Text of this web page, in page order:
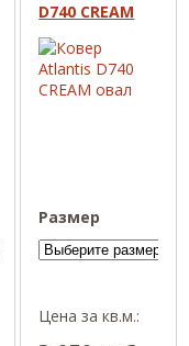
D740 CREAM
овал
Размер
Цена за кв.м.: